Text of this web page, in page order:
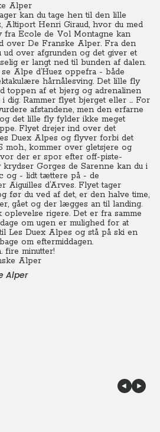
Alper
kan du tage hen til den lille
Altiport Henri Giraud, hvor du med
Ecole de Vol Montagne kan
over De Franske Alper. Fra den
ud over afgrunden og det giver et
er langt ned til bunden af dalen.
Alpe d’Huez oppefra - både
hårnålesving. Det lille fly
toppen af et bjerg og adrenalinen
dig. Rammer flyet bjerget eller … For
afstandene, men den erfarne
det lille fly fylder ikke meget
Flyet drejer ind over det
Duex Alpes og flyver forbi det
moh., kommer over gletsjere og
der er spor efter off-piste-
Gorges de Sarenne kan du i
og - lidt tættere på - de
Aiguilles d’Arves. Flyet tager
før du ved af det, er den halve time,
gået og der lægges an til landing.
rigere. Det er fra samme
om ugen er mulighed for at
Les Duex Alpes og stå på ski en
om eftermiddagen.
fire minutter!
Alper